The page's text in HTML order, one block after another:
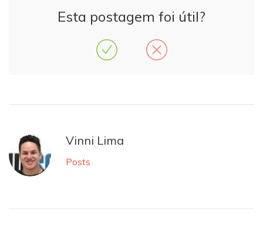
Esta postagem foi útil?
Vinni Lima
Posts